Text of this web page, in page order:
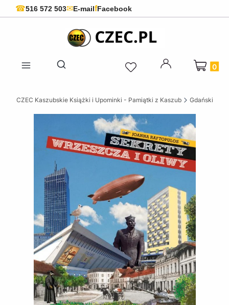
☎516 572 503✉E-mailfFacebook
Otwórz wyszukiwarkę
Produkty
CZEC Kaszubskie Książki i Upominki - Pamiątki z Kaszub Gdańskie